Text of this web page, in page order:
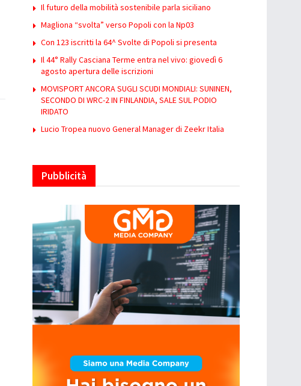
Il futuro della mobilità sostenibile parla siciliano
Magliona “svolta” verso Popoli con la Np03
Con 123 iscritti la 64^ Svolte di Popoli si presenta
Il 44° Rally Casciana Terme entra nel vivo: giovedì 6
agosto apertura delle iscrizioni
MOVISPORT ANCORA SUGLI SCUDI MONDIALI: SUNINEN,
SECONDO DI WRC-2 IN FINLANDIA, SALE SUL PODIO
IRIDATO
Lucio Tropea nuovo General Manager di Zeekr Italia
Pubblicità